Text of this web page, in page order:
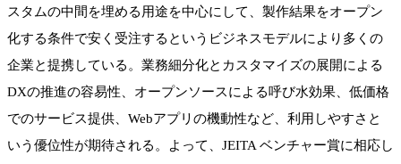
スタムの中間を埋める用途を中心にして、製作結果をオープン
化する条件で安く受注するというビジネスモデルにより多くの
企業と提携している。業務細分化とカスタマイズの展開による
DXの推進の容易性、オープンソースによる呼び水効果、低価格
でのサービス提供、Webアプリの機動性など、利用しやすさと
いう優位性が期待される。よって、JEITA ベンチャー賞に相応し